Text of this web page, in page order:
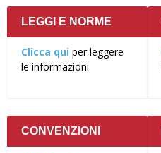
LEGGI E NORME
Clicca qui per leggere
le informazioni
CONVENZIONI